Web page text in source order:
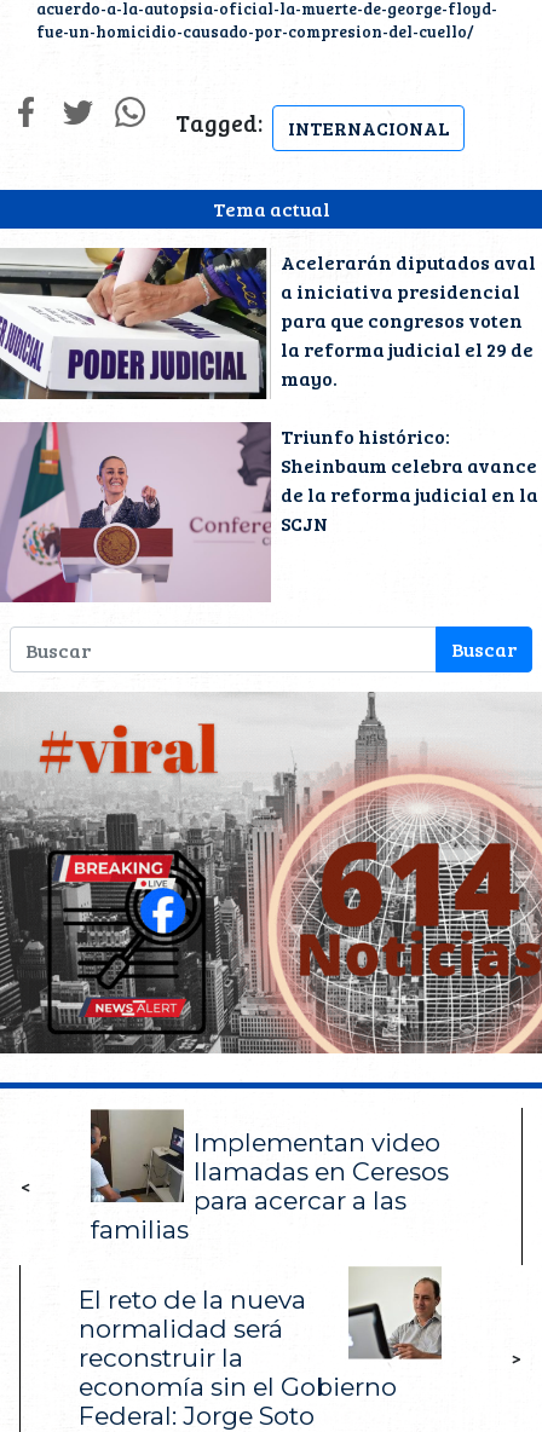
Tema actual
Acelerarán diputados aval
a iniciativa presidencial
para que congresos voten
la reforma judicial el 29 de
mayo.
Triunfo histórico:
Sheinbaum celebra avance
de la reforma judicial en la
SCJN
acuerdo-a-la-autopsia-oficial-la-muerte-de-george-floyd-
fue-un-homicidio-causado-por-compresion-del-cuello/
Tagged: INTERNACIONAL
<
Implementan video
llamadas en Ceresos
para acercar a las
familias
El reto de la nueva
normalidad será
reconstruir la
economía sin el Gobierno
Federal: Jorge Soto
>